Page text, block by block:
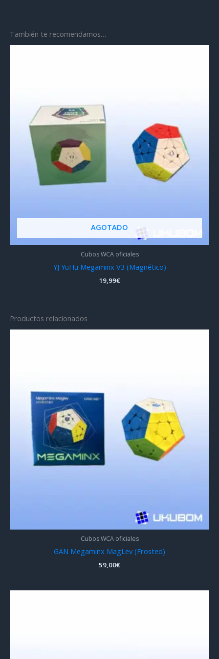
También te recomendamos…
AGOTADO
Cubos WCA oficiales
YJ YuHu Megaminx V3 (Magnético)
19,99€
Productos relacionados
Cubos WCA oficiales
GAN Megaminx MagLev (Frosted)
59,00€